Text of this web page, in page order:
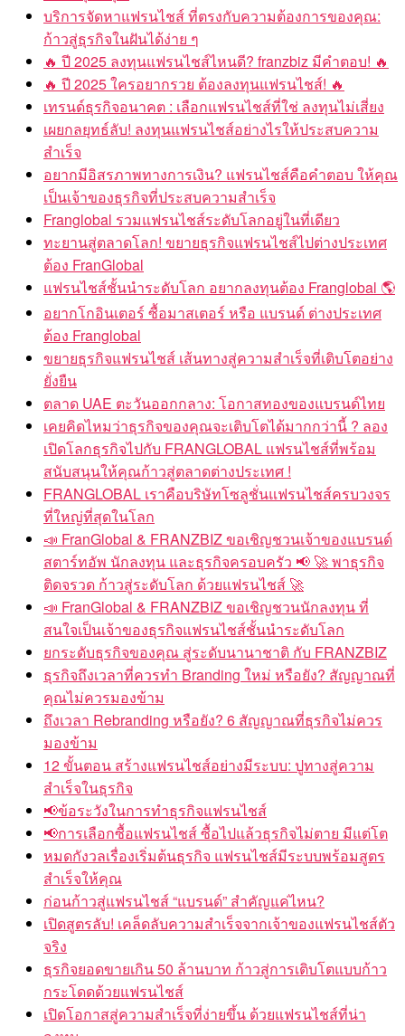
บริการจัดหาแฟรนไชส์ ที่ตรงกับความต้องการของคุณ:
ก้าวสู่ธุรกิจในฝันได้ง่าย ๆ
🔥 ปี 2025 ลงทุนแฟรนไชส์ไหนดี? franzbiz มีคำตอบ! 🔥
🔥 ปี 2025 ใครอยากรวย ต้องลงทุนแฟรนไชส์! 🔥
เทรนด์ธุรกิจอนาคต : เลือกแฟรนไชส์ที่ใช่ ลงทุนไม่เสี่ยง
เผยกลยุทธ์ลับ! ลงทุนแฟรนไชส์อย่างไรให้ประสบความ
สำเร็จ
อยากมีอิสรภาพทางการเงิน? แฟรนไชส์คือคำตอบ ให้คุณ
เป็นเจ้าของธุรกิจที่ประสบความสำเร็จ
Franglobal รวมแฟรนไชส์ระดับโลกอยู่ในที่เดียว
ทะยานสู่ตลาดโลก! ขยายธุรกิจแฟรนไชส์ไปต่างประเทศ
ต้อง FranGlobal
แฟรนไชส์ชั้นนำระดับโลก อยากลงทุนต้อง Franglobal 🌎
อยากโกอินเตอร์ ซื้อมาสเตอร์ หรือ แบรนด์ ต่างประเทศ
ต้อง Franglobal
ขยายธุรกิจแฟรนไชส์ เส้นทางสู่ความสำเร็จที่เติบโตอย่าง
ยั่งยืน
ตลาด UAE ตะวันออกกลาง: โอกาสทองของแบรนด์ไทย
เคยคิดไหมว่าธุรกิจของคุณจะเติบโตได้มากกว่านี้ ? ลอง
เปิดโลกธุรกิจไปกับ FRANGLOBAL แฟรนไชส์ที่พร้อม
สนับสนุนให้คุณก้าวสู่ตลาดต่างประเทศ !
FRANGLOBAL เราคือบริษัทโซลูชั่นแฟรนไชส์ครบวงจร
ที่ใหญ่ที่สุดในโลก
📣 FranGlobal & FRANZBIZ ขอเชิญชวนเจ้าของแบรนด์
สตาร์ทอัพ นักลงทุน และธุรกิจครอบครัว 📢 🚀 พาธุรกิจ
ติดจรวด ก้าวสู่ระดับโลก ด้วยแฟรนไชส์ 🚀
📣 FranGlobal & FRANZBIZ ขอเชิญชวนนักลงทุน ที่
สนใจเป็นเจ้าของธุรกิจแฟรนไชส์ชั้นนำระดับโลก
ยกระดับธุรกิจของคุณ สู่ระดับนานาชาติ กับ FRANZBIZ
ธุรกิจถึงเวลาที่ควรทำ Branding ใหม่ หรือยัง? สัญญาณที่
คุณไม่ควรมองข้าม
ถึงเวลา Rebranding หรือยัง? 6 สัญญาณที่ธุรกิจไม่ควร
มองข้าม
12 ขั้นตอน สร้างแฟรนไชส์อย่างมีระบบ: ปูทางสู่ความ
สำเร็จในธุรกิจ
📢ข้อระวังในการทำธุรกิจแฟรนไชส์
📢การเลือกซื้อแฟรนไชส์ ซื้อไปแล้วธุรกิจไม่ตาย มีแต่โต
หมดกังวลเรื่องเริ่มต้นธุรกิจ แฟรนไชส์มีระบบพร้อมสูตร
สำเร็จให้คุณ
ก่อนก้าวสู่แฟรนไชส์ “แบรนด์” สำคัญแค่ไหน?
เปิดสูตรลับ! เคล็ดลับความสำเร็จจากเจ้าของแฟรนไชส์ตัว
จริง
ธุรกิจยอดขายเกิน 50 ล้านบาท ก้าวสู่การเติบโตแบบก้าว
กระโดดด้วยแฟรนไชส์
เปิดโอกาสสู่ความสำเร็จที่ง่ายขึ้น ด้วยแฟรนไชส์ที่น่า